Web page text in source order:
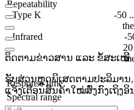
Repeatability
- Type K
- Infrared
-50
-
Response time
Spectral range
ຕິດຕາມຂ່າວສານ ແລະ ຂໍ້ສະເໜີ
ຮັບສ່ວນຫຼຸດພິເສດຕາມປະລິມານ
ແຈ້ງເຕືອນສິນຄ້າໃໝ່ສົ່ງກົງເຖິງອິ